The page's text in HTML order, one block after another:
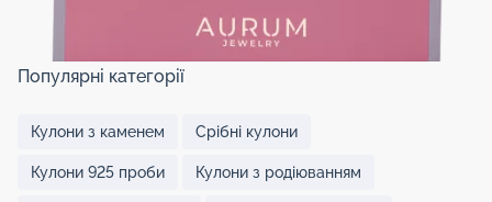
Популярні категорії
Кулони з каменем Срібні кулони
Кулони 925 проби Кулони з родіюванням